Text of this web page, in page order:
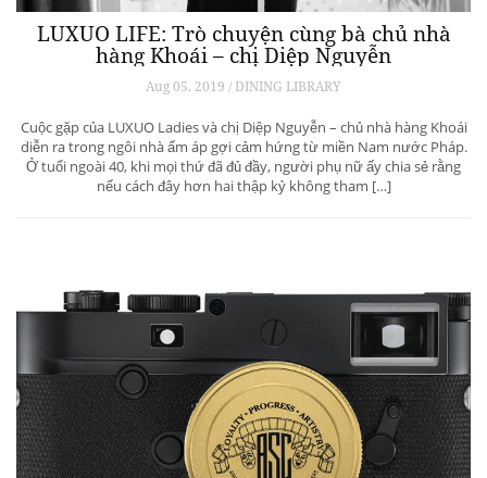
LUXUO LIFE: Trò chuyện cùng bà chủ nhà
hàng Khoái – chị Diệp Nguyễn
Aug 05, 2019 / DINING LIBRARY
Cuộc gặp của LUXUO Ladies và chị Diệp Nguyễn – chủ nhà hàng Khoái
diễn ra trong ngôi nhà ấm áp gợi cảm hứng từ miền Nam nước Pháp.
Ở tuổi ngoài 40, khi mọi thứ đã đủ đầy, người phụ nữ ấy chia sẻ rằng
nếu cách đây hơn hai thập kỷ không tham […]